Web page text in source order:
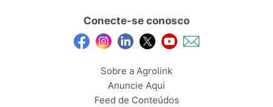
Conecte-se conosco
Sobre a Agrolink
Anuncie Aqui
Feed de Conteúdos